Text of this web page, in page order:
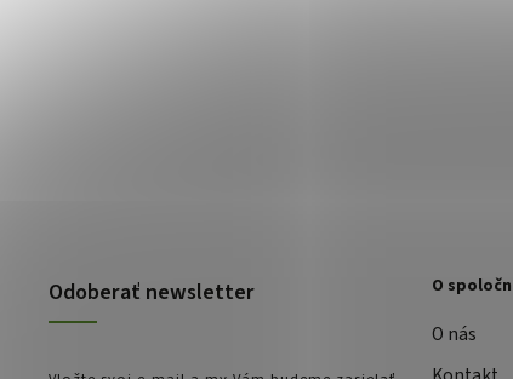
Odoberať newsletter O
O nás